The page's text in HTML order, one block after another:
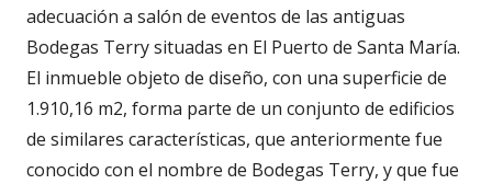
adecuación a salón de eventos de las antiguas
Bodegas Terry situadas en El Puerto de Santa María.
El inmueble objeto de diseño, con una superficie de
1.910,16 m2, forma parte de un conjunto de edificios
de similares características, que anteriormente fue
conocido con el nombre de Bodegas Terry, y que fue